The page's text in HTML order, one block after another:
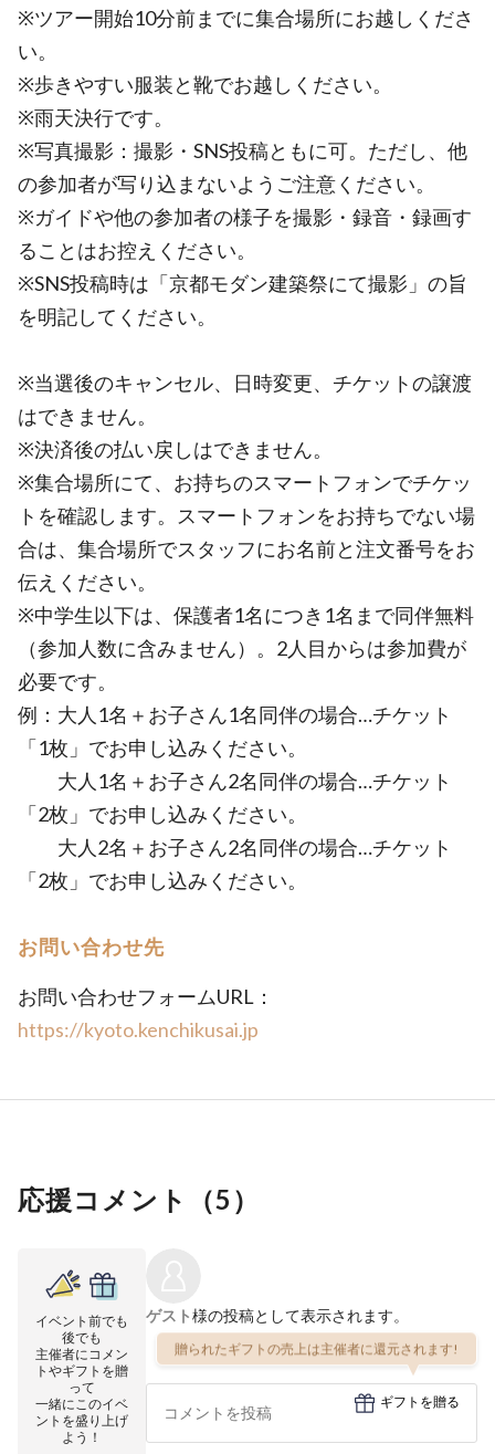
※ツアー開始10分前までに集合場所にお越しくださ
い。
※歩きやすい服装と靴でお越しください。
※雨天決行です。
※写真撮影：撮影・SNS投稿ともに可。ただし、他
の参加者が写り込まないようご注意ください。
※ガイドや他の参加者の様子を撮影・録音・録画す
ることはお控えください。
※SNS投稿時は「京都モダン建築祭にて撮影」の旨
を明記してください。
※当選後のキャンセル、日時変更、チケットの譲渡
はできません。
※決済後の払い戻しはできません。
※集合場所にて、お持ちのスマートフォンでチケッ
トを確認します。スマートフォンをお持ちでない場
合は、集合場所でスタッフにお名前と注文番号をお
伝えください。
※中学生以下は、保護者1名につき1名まで同伴無料
（参加人数に含みません）。2人目からは参加費が
必要です。
例：大人1名＋お子さん1名同伴の場合…チケット
「1枚」でお申し込みください。
大人1名＋お子さん2名同伴の場合…チケット
「2枚」でお申し込みください。
大人2名＋お子さん2名同伴の場合…チケット
「2枚」でお申し込みください。
お問い合わせ先
お問い合わせフォームURL：
https://kyoto.kenchikusai.jp
応援コメント（5 ）
イベント前でも
後でも
主催者にコメン
トやギフトを贈
って
一緒にこのイベ
ントを盛り上げ
よう！
ゲスト様の投稿として表示されます。
贈られたギフトの売上は主催者に還元されます!
ギフトを贈る